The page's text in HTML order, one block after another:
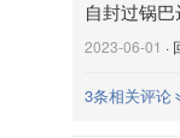
好，看看容器够不
自封过锅巴
2023-06-01 ·
3条相关评论